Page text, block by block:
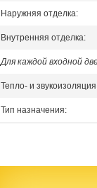
Наружняя отделка:
Внутренняя отделка:
Для каждой входной
Тепло- и
Тип назначения: